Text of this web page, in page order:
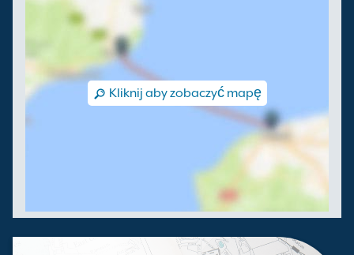
Kliknij aby zobaczyć mapę